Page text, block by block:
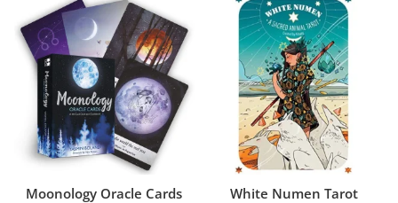
Moonology Oracle Cards White Numen Tarot